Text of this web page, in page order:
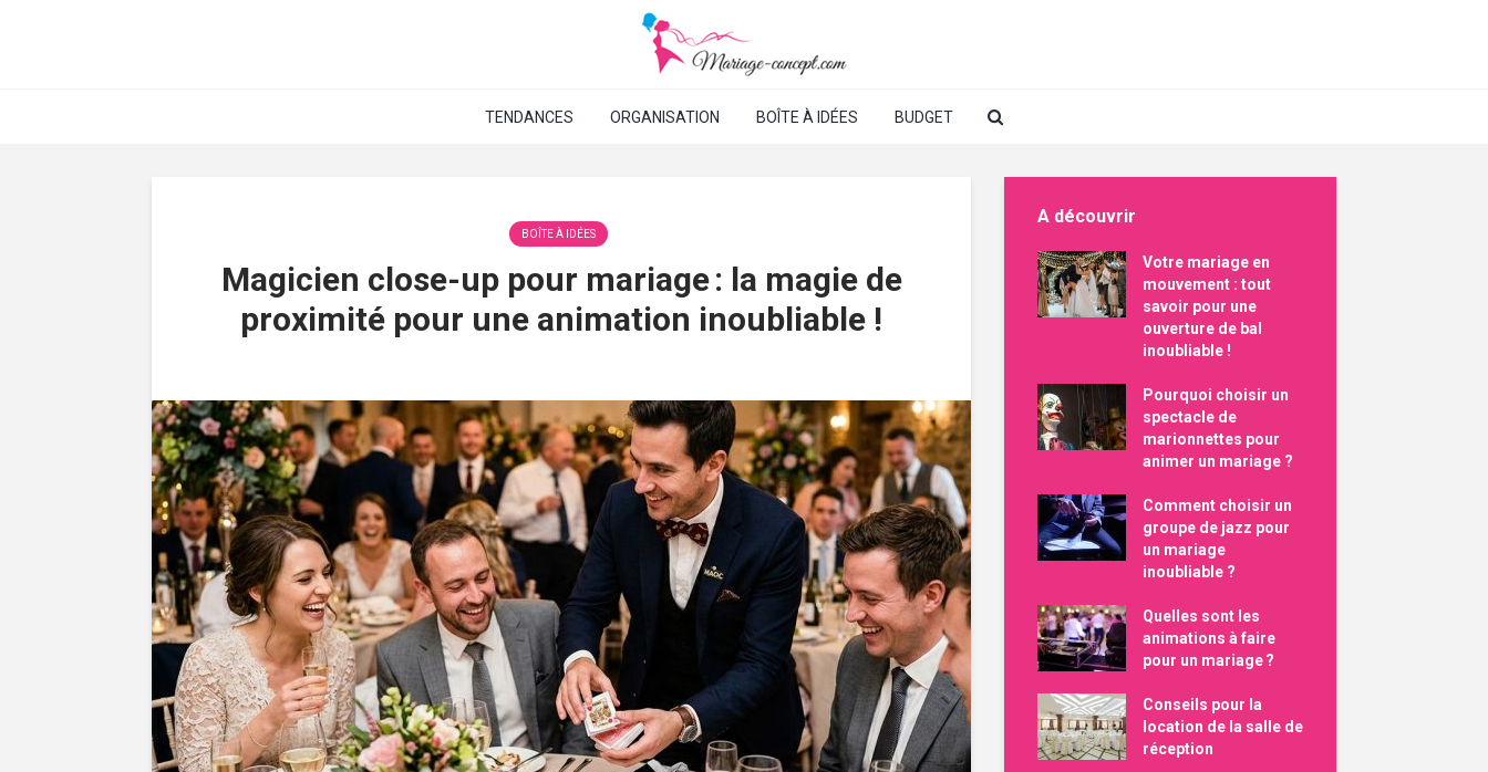
TENDANCES ORGANISATION BOÎTE À IDÉES BUDGET
BOÎTE À IDÉES
Magicien close-up pour mariage : la magie de
proximité pour une animation inoubliable !
A découvrir
Votre mariage en
mouvement : tout
savoir pour une
ouverture de bal
inoubliable !
Pourquoi choisir un
spectacle de
marionnettes pour
animer un mariage ?
Comment choisir un
groupe de jazz pour
un mariage
inoubliable ?
Quelles sont les
animations à faire
pour un mariage ?
Conseils pour la
location de la salle de
réception